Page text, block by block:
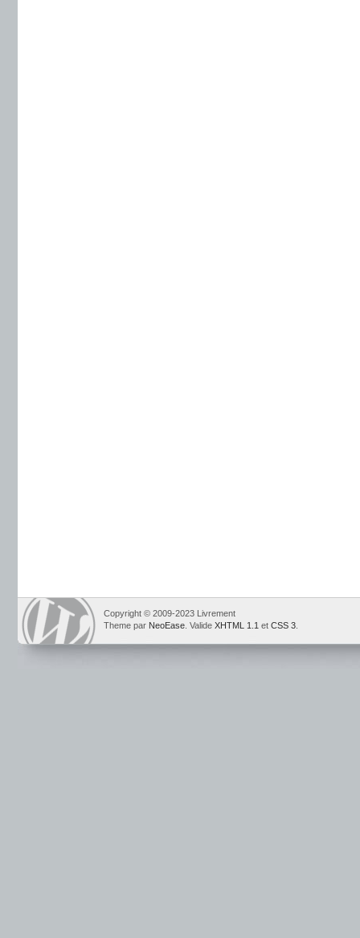
Copyright © 2009-2023 Livrement
Theme par NeoEase . Valide XHTML 1.1 et CSS 3